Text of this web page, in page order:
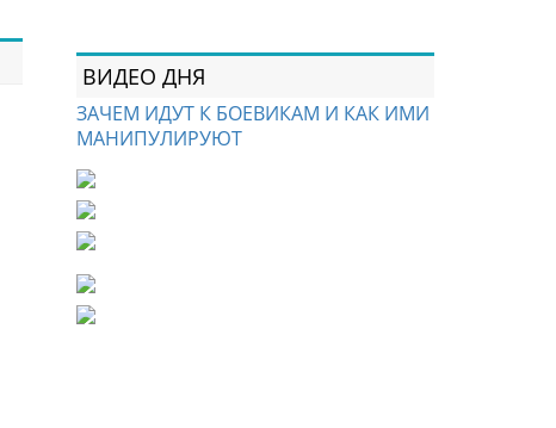
ВИДЕО ДНЯ
ЗАЧЕМ ИДУТ К БОЕВИКАМ И КАК ИМИ
МАНИПУЛИРУЮТ